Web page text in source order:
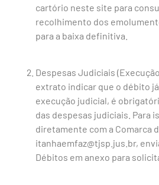
cartório neste site para
recolhimento dos
para a baixa definitiva.
Despesas Judiciais
extrato indicar que o débito
execução judicial, é
das despesas judiciais. Para
diretamente com a Comarca
itanhaemfaz@tjsp.jus.br,
Débitos em anexo para